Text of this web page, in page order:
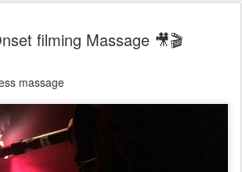
filming Massage 🎥🎬
massage